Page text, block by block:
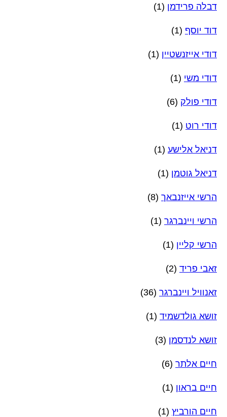
דבלה פרידמן (1)
דוד יוסף (1)
דודי אייזנשטיין (1)
דודי משי (1)
דודי פולק (6)
דודי רוט (1)
דניאל אלישע (1)
דניאל גוטמן (1)
הרשי אייזנבאך (8)
הרשי ויינברגר (1)
הרשי קליין (1)
זאבי פריד (2)
זאנוויל ויינברגר (36)
זושא גולדשמיד (1)
זושא לנדסמן (3)
חיים אלתר (6)
חיים בראון (1)
חיים הורביץ (1)